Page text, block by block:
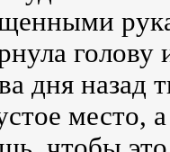
голову
дня назад
место,